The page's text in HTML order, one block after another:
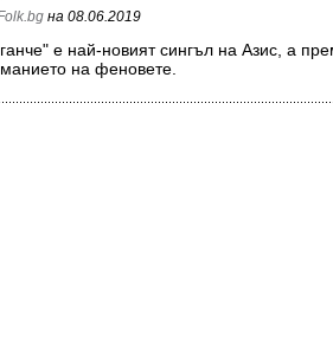
на 08.06.2019
е най-новият сингъл на Азис, а
на феновете.